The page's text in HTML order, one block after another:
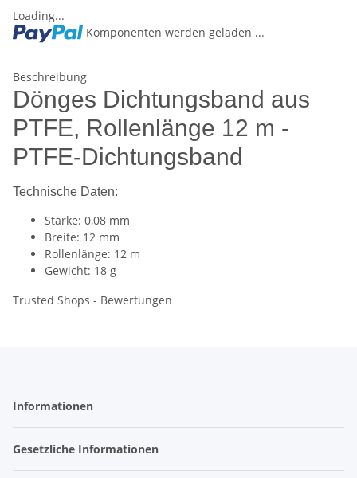
Loading...
Komponenten werden geladen ...
Beschreibung
Dönges Dichtungsband aus
PTFE, Rollenlänge 12 m -
PTFE-Dichtungsband
Technische Daten:
Stärke: 0,08 mm
Breite: 12 mm
Rollenlänge: 12 m
Gewicht: 18 g
Trusted Shops - Bewertungen
Informationen
Gesetzliche Informationen